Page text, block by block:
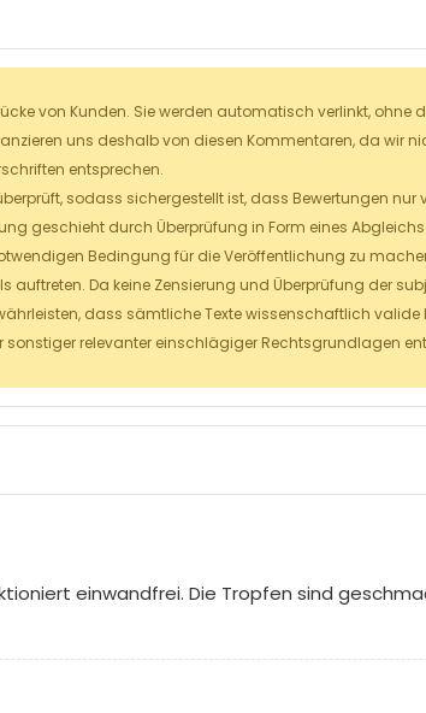
von Kunden. Sie werden automatisch verlinkt, ohne
uns deshalb von diesen Kommentaren, da wir
entsprechen.
sodass sichergestellt ist, dass Bewertungen
geschieht durch Überprüfung in Form eines
Bedingung für die Veröffentlichung zu
Da keine Zensierung und Überprüfung der
dass sämtliche Texte wissenschaftlich
relevanter einschlägiger Rechtsgrundlagen
einwandfrei. Die Tropfen sind